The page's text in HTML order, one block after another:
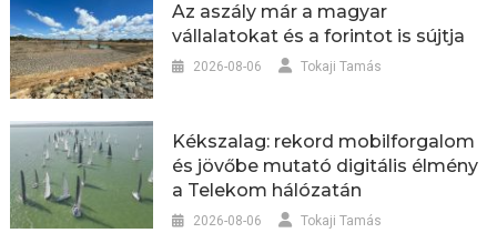
Az aszály már a magyar
vállalatokat és a forintot is sújtja
2026-08-06 Tokaji Tamás
Kékszalag: rekord mobilforgalom
és jövőbe mutató digitális élmény
a Telekom hálózatán
2026-08-06 Tokaji Tamás